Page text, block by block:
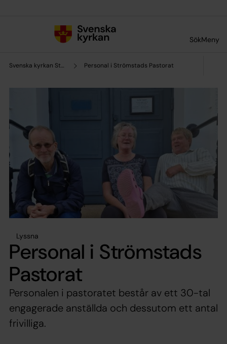
SökMeny
Svenska kyrkan Strömstads pastorat Personal i Strömstads Pastorat
Lyssna
Personal i Strömstads
Pastorat
Personalen i pastoratet består av ett 30-tal
engagerade anställda och dessutom ett antal
frivilliga.